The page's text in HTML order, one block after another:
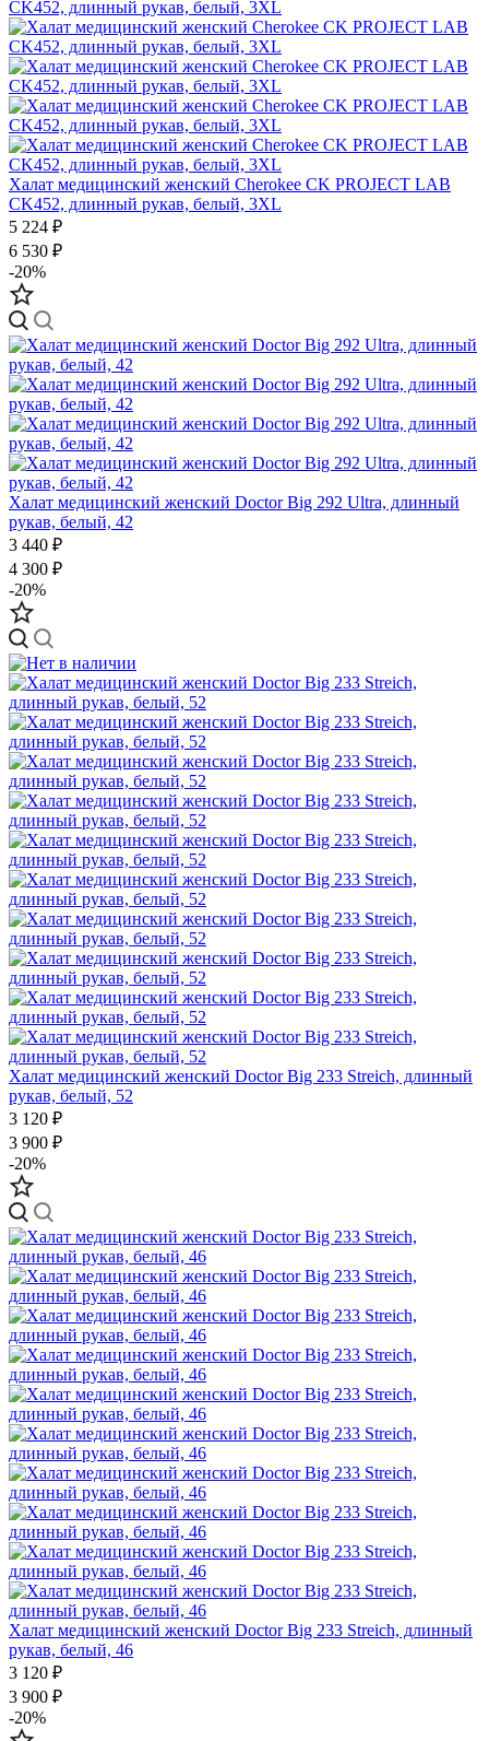
Халат медицинский женский Cherokee CK PROJECT LAB
CK452, длинный рукав, белый, 3XL
5 224 ₽
6 530 ₽
-20%
Халат медицинский женский Doctor Big 292 Ultra, длинный
рукав, белый, 42
3 440 ₽
4 300 ₽
-20%
Халат медицинский женский Doctor Big 233 Streich, длинный
рукав, белый, 52
3 120 ₽
3 900 ₽
-20%
Халат медицинский женский Doctor Big 233 Streich, длинный
рукав, белый, 46
3 120 ₽
3 900 ₽
-20%